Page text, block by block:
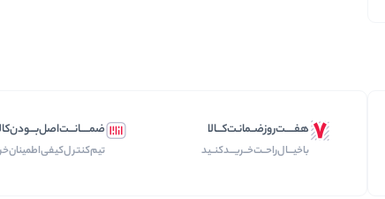
هفـــــت‌روز‌ضــمانـت‌کـــالا
با‌خیـــال‌راحــت‌‌‌خــریـــد‌کنــید